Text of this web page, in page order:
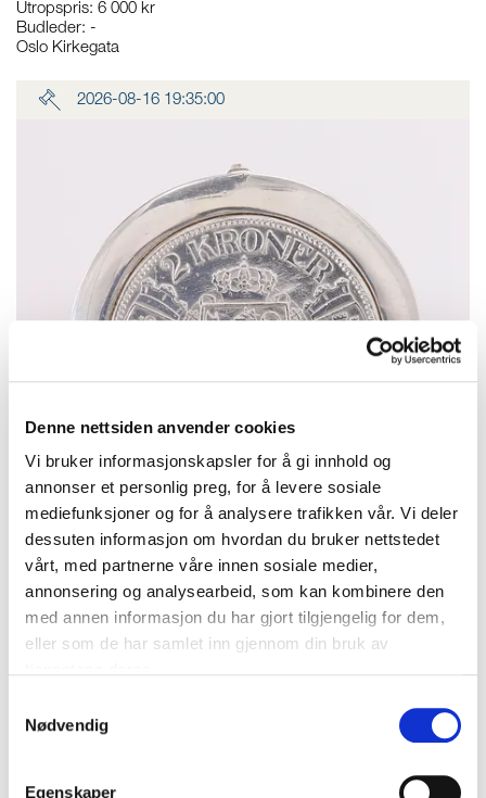
Denne nettsiden anvender cookies
Vi bruker informasjonskapsler for å gi innhold og
annonser et personlig preg, for å levere sosiale
mediefunksjoner og for å analysere trafikken vår. Vi deler
dessuten informasjon om hvordan du bruker nettstedet
vårt, med partnerne våre innen sosiale medier,
annonsering og analysearbeid, som kan kombinere den
med annen informasjon du har gjort tilgjengelig for dem,
eller som de har samlet inn gjennom din bruk av
Nødvendig
Egenskaper
Utropspris: 6 000 kr
Budleder: -
Oslo Kirkegata
2026-08-16 19:35:00
Anheng/Brosje med mynt, 2 kroner år 1913, 830S (mynten er
800S), bruttovekt 24,3g Vekt: 0 g Kontakt Lånekontoret for frakt
Bud: 450 kr
(7)
2026-08-16 20:05:30